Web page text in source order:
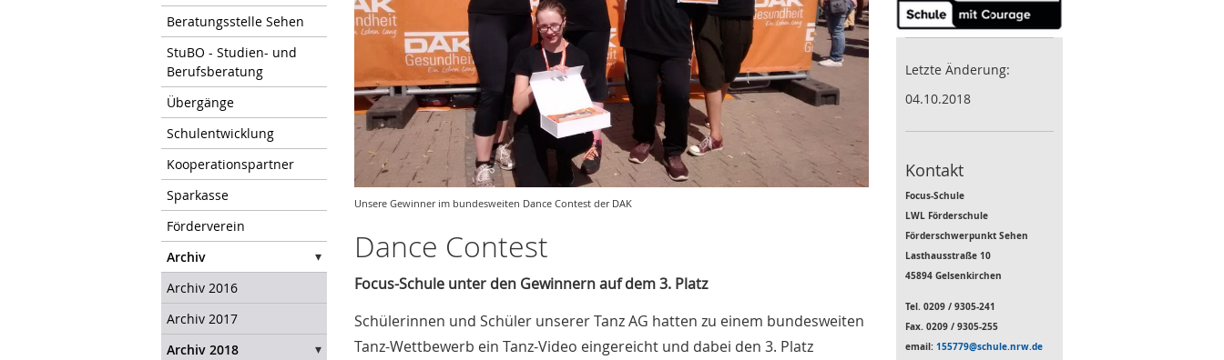
Beratungsstelle Sehen
StuBO - Studien- und
Berufsberatung
Übergänge
Schulentwicklung
Kooperationspartner
Sparkasse
Förderverein
Archiv
Archiv 2016
Archiv 2017
Archiv 2018
Unsere Gewinner im bundesweiten Dance Contest der DAK
Dance Contest
Focus-Schule unter den Gewinnern auf dem 3. Platz
Schülerinnen und Schüler unserer Tanz AG hatten zu einem bundesweiten
Tanz-Wettbewerb ein Tanz-Video eingereicht und dabei den 3. Platz
Letzte Änderung:
04.10.2018
Kontakt
Focus-Schule
LWL Förderschule
Förderschwerpunkt Sehen
Lasthausstraße 10
45894 Gelsenkirchen
Tel. 0209 / 9305-241
Fax. 0209 / 9305-255
email:155779@schule.nrw.de